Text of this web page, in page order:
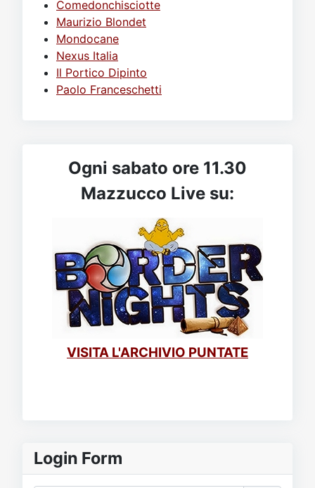
Login Form
Comedonchisciotte
Maurizio Blondet
Mondocane
Nexus Italia
Il Portico Dipinto
Paolo Franceschetti
Ogni sabato ore 11.30
Mazzucco Live su:
VISITA L'ARCHIVIO PUNTATE